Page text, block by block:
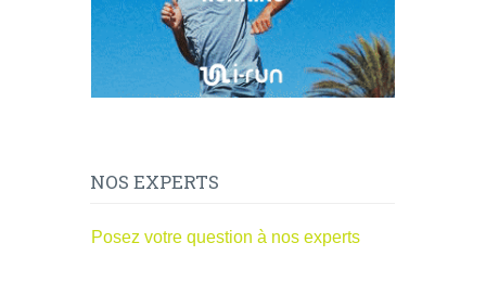
NOS EXPERTS
Posez votre question à nos experts